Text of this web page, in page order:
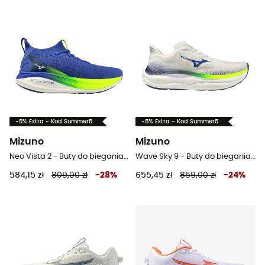
-5% Extra - Kod Summer5
Mizuno
Neo Vista 2 - Buty do biegania meskie
584,15 zł 809,00 zł -28%
-5% Extra - Kod Summer5
Mizuno
Wave Sky 9 - Buty do biegania meskie
655,45 zł 859,00 zł -24%